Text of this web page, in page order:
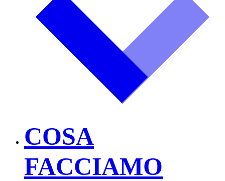
COSA
FACCIAMO